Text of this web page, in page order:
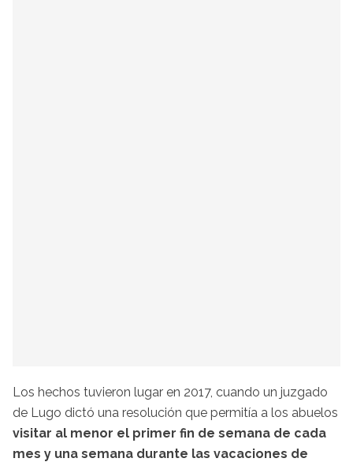
Los hechos tuvieron lugar en 2017, cuando un juzgado
de Lugo dictó una resolución que permitía a los abuelos
visitar al menor el primer fin de semana de cada
mes y una semana durante las vacaciones de